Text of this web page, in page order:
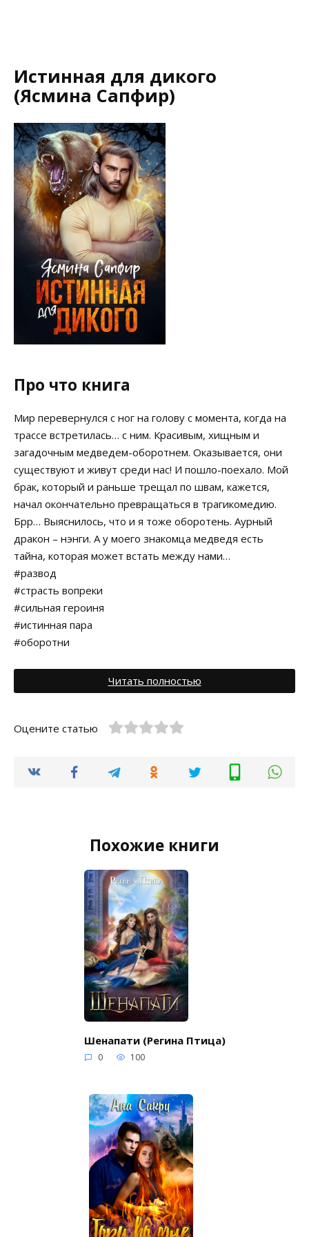
Истинная для дикого
(Ясмина Сапфир)
Про что книга
Мир перевернулся с ног на голову с момента, когда на
трассе встретилась… с ним. Красивым, хищным и
загадочным медведем-оборотнем. Оказывается, они
существуют и живут среди нас! И пошло-поехало. Мой
брак, который и раньше трещал по швам, кажется,
начал окончательно превращаться в трагикомедию.
Брр… Выяснилось, что и я тоже оборотень. Аурный
дракон – нэнги. А у моего знакомца медведя есть
тайна, которая может встать между нами…
#развод
#страсть вопреки
#сильная героиня
#истинная пара
#оборотни
Читать полностью
Оцените статью
Похожие книги
Шенапати (Регина Птица)
0 100